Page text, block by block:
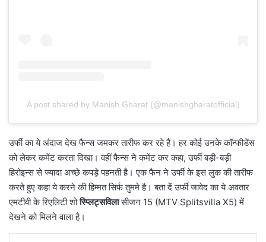
A post shared by Manish Gharat (@manishgharatofficial)
उर्फी का ये अंदाज देख फैन्स जमकर तारीफ कर रहे हैं। हर कोई उनके कॉन्फीडेंस
को लेकर कमेंट करता दिखा। वहीं फैन्स ने कमेंट कर कहा, उर्फी बड़ी-बड़ी
हिरोइन्स से ज्यादा अच्छे कपड़े पहनती है। एक फैन ने उर्फी के इस लुक की तारीफ
करते हुए कहा ये करने की हिम्मत सिर्फ तुममे है। बता दें उर्फी जावेद का ये अवतार
एमटीवी के रिएलिटी शोस्प्लिट्सविलासीजन 15 (MTV Splitsvilla X5) में
देखने को मिलने वाला है।